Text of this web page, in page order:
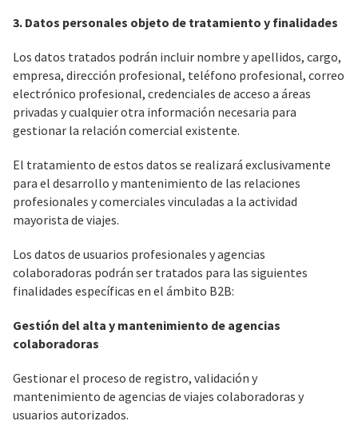
3. Datos personales objeto de tratamiento y finalidades
Los datos tratados podrán incluir nombre y apellidos, cargo,
empresa, dirección profesional, teléfono profesional, correo
electrónico profesional, credenciales de acceso a áreas
privadas y cualquier otra información necesaria para
gestionar la relación comercial existente.
El tratamiento de estos datos se realizará exclusivamente
para el desarrollo y mantenimiento de las relaciones
profesionales y comerciales vinculadas a la actividad
mayorista de viajes.
Los datos de usuarios profesionales y agencias
colaboradoras podrán ser tratados para las siguientes
finalidades específicas en el ámbito B2B:
Gestión del alta y mantenimiento de agencias
colaboradoras
Gestionar el proceso de registro, validación y
mantenimiento de agencias de viajes colaboradoras y
usuarios autorizados.